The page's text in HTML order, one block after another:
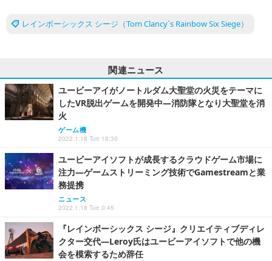
レインボーシックス シージ（Tom Clancy`s Rainbow Six Siege）
関連ニュース
ユービーアイがノートルダム大聖堂の火災をテーマに
したVR脱出ゲームを開発中―消防隊となり大聖堂を消
火
ゲーム機
2022.1.18 Tue 18:30
ユービーアイソフトが成長するクラウドゲーム市場に
注力―ゲームストリーミング技術でGamestreamと業
務提携
ニュース
2022.1.18 Tue 0:45
『レインボーシックス シージ』クリエイティブディレ
クター交代―Leroy氏はユービーアイソフトで他の機
会を模索するため辞任